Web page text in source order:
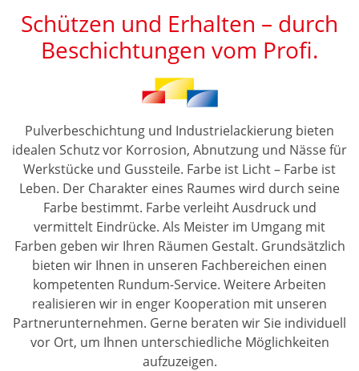
Schützen und Erhalten – durch
Beschichtungen vom Profi.
Pulverbeschichtung und Industrielackierung bieten
idealen Schutz vor Korrosion, Abnutzung und Nässe für
Werkstücke und Gussteile. Farbe ist Licht – Farbe ist
Leben. Der Charakter eines Raumes wird durch seine
Farbe bestimmt. Farbe verleiht Ausdruck und
vermittelt Eindrücke. Als Meister im Umgang mit
Farben geben wir Ihren Räumen Gestalt. Grundsätzlich
bieten wir Ihnen in unseren Fachbereichen einen
kompetenten Rundum-Service. Weitere Arbeiten
realisieren wir in enger Kooperation mit unseren
Partnerunternehmen. Gerne beraten wir Sie individuell
vor Ort, um Ihnen unterschiedliche Möglichkeiten
aufzuzeigen.